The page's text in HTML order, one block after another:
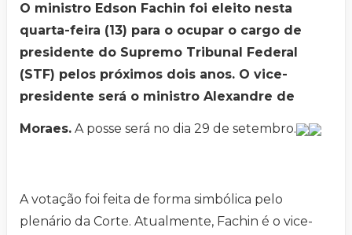
O ministro Edson Fachin foi eleito nesta
quarta-feira (13) para o ocupar o cargo de
presidente do Supremo Tribunal Federal
(STF) pelos próximos dois anos. O vice-
presidente será o ministro Alexandre de
Moraes. A posse será no dia 29 de setembro.
A votação foi feita de forma simbólica pelo
plenário da Corte. Atualmente, Fachin é o vice-